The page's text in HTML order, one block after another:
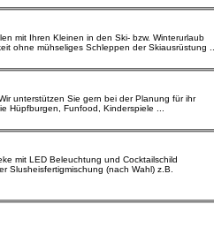
ohne mühseliges Schleppen der Skiausrüstung ...
Hüpfburgen, Funfood, Kinderspiele ...